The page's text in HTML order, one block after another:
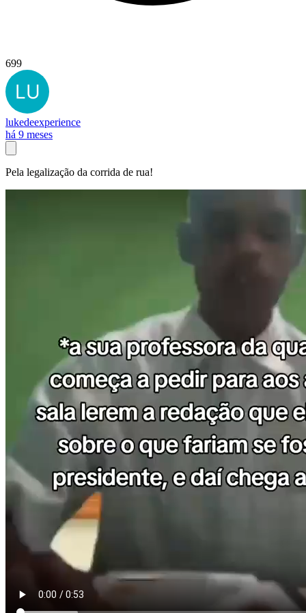
699
lukedeexperience
há 9 meses
Pela legalização da corrida de rua!